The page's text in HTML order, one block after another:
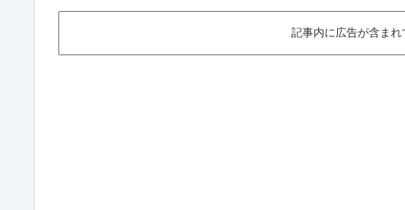
記事内に広告が含まれ